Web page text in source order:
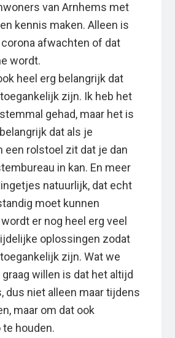
van Arnhems met
kennis maken. Alleen is
afwachten of dat
wordt.
heel erg belangrijk dat
zijn. Ik heb het
gehad, maar het is
dat als je
een rolstoel zit dat je dan
in kan. En meer
natuurlijk, dat echt
moet kunnen
er nog heel erg veel
oplossingen zodat
zijn. Wat we
willen is dat het altijd
dus niet alleen maar tijdens
maar om dat ook
houden.